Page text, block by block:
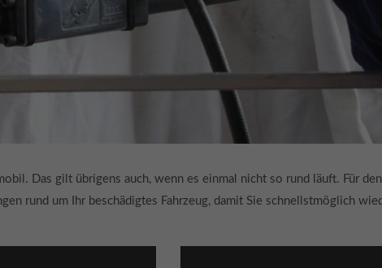
Das gilt übrigens auch, wenn es einmal nicht so rund läuft. Für
rund um Ihr beschädigtes Fahrzeug, damit Sie schnellstmöglich